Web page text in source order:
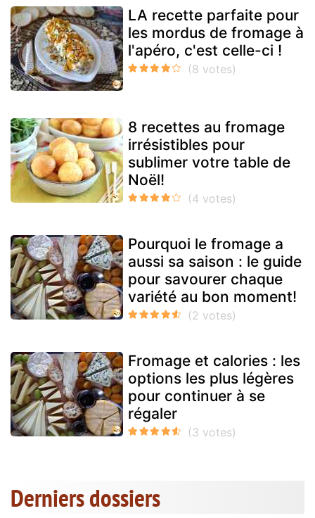
LA recette parfaite pour
les mordus de fromage à
l'apéro, c'est celle-ci !
8 recettes au fromage
irrésistibles pour
sublimer votre table de
Noël!
Pourquoi le fromage a
aussi sa saison : le guide
pour savourer chaque
variété au bon moment!
Fromage et calories : les
options les plus légères
pour continuer à se
régaler
Derniers dossiers